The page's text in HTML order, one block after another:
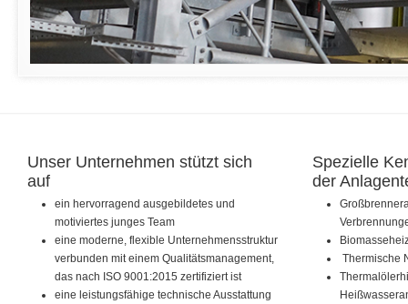
Unser Unternehmen stützt sich
auf
ein hervorragend ausgebildetes und
motiviertes junges Team
eine moderne, flexible Unternehmensstruktur
verbunden mit einem Qualitätsmanagement,
das nach ISO 9001:2015 zertifiziert ist
eine leistungsfähige technische Ausstattung
Spezielle
der
Thermische